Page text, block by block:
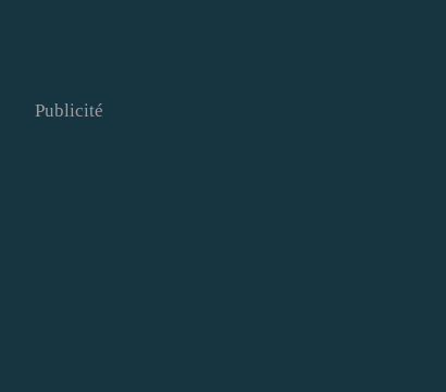
Publicité